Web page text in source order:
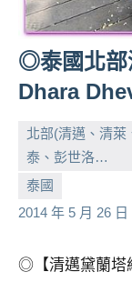
者、
各
發
表
會
活
動
主
持、
企
◎泰國北部
Dhara
北部(清邁、清萊
泰、彭世洛…
泰國
2014 年 5 月 26 日
小
芳
No
comments
◎【清邁黛蘭塔